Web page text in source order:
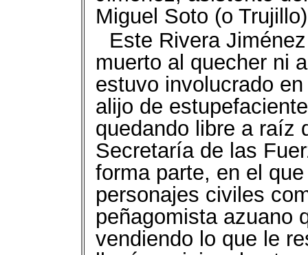
Miguel Soto (o
Este Rivera
muerto al quecher ni
estuvo involucrado
alijo de
quedando libre a raíz
Secretaría de las
forma parte, en el
personajes civiles
peñagomista azuano
vendiendo lo que le